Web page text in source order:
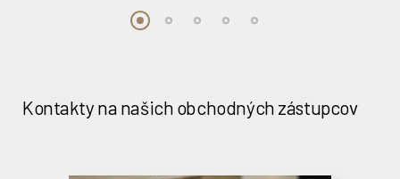
Kontakty na našich obchodných zástupcov